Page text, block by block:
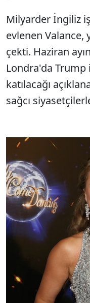
Milyarder İngiliz
evlenen Valance,
çekti. Haziran
Londra'da Trump
katılacağı
sağcı